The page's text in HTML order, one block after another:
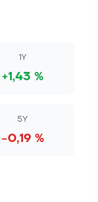
1Y
+1,43 %
5Y
−0,19 %